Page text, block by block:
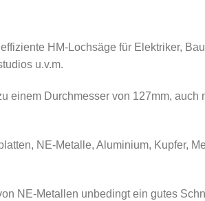
HM-Lochsäge für Elektriker,
u.v.m.
einem Durchmesser von 127mm, auch
NE-Metalle, Aluminium, Kupfer,
NE-Metallen unbedingt ein gutes